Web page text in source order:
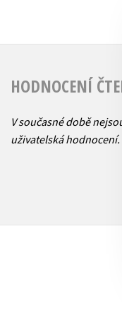
HODNOCENÍ
V současné době
uživatelská hodnocení.